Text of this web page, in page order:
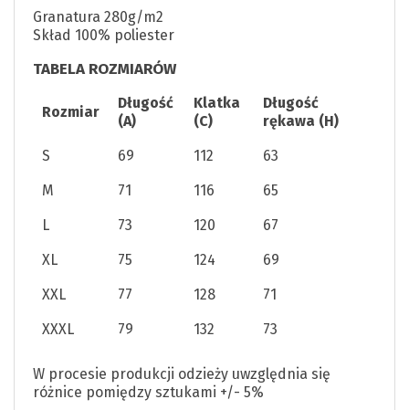
Granatura 280g/m2
Skład 100% poliester
TABELA ROZMIARÓW
Rozmiar
Długość
(A)
Klatka
(C)
Długość
rękawa (H)
S
69 112
63
M
71 116
65
L
73 120
67
XL
75 124
69
XXL
77 128
71
XXXL
79 132 73
W procesie produkcji odzieży uwzględnia się
różnice pomiędzy sztukami +/- 5%